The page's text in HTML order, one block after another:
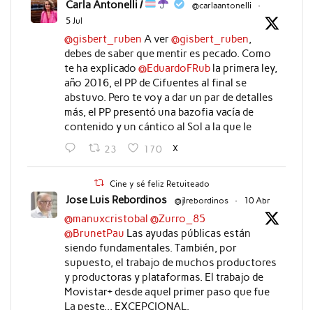
Carla Antonelli / @carlaantonelli
·
5 Jul
@gisbert_ruben A ver@gisbert_ruben
debes de saber que mentir es pecado. Como
te ha explicado @EduardoFRubla primera ley,
año 2016, el PP de Cifuentes al final se
abstuvo. Pero te voy a dar un par de detalles
más, el PP presentó una bazofia vacía de
contenido y un cántico al Sol a la que le
23 170 X
Cine y sé feliz Retuiteado
Jose Luis Rebordinos @jlrebordinos · 10 Abr
@manuxcristobal @Zurro_85
@BrunetPau Las ayudas públicas están
siendo fundamentales. También, por
supuesto, el trabajo de muchos productores
y productoras y plataformas. El trabajo de
Movistar+ desde aquel primer paso que fue
La peste... EXCEPCIONAL.